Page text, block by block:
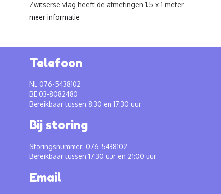
Zwitserse vlag heeft de afmetingen 1.5 x 1 meter
meer informatie
Telefoon
NL 076-5438102
BE 03-8082480
Bereikbaar tussen 8:30 en 17:30 uur
Bij storing
Storingsnummer: 076-5438102
Bereikbaar tussen 17:30 uur en 21:00 uur
Email